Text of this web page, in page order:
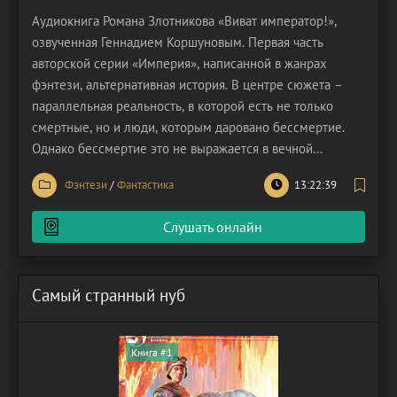
Аудиокнига Романа Злотникова «Виват император!»,
озвученная Геннадием Коршуновым. Первая часть
авторской серии «Империя», написанной в жанрах
фэнтези, альтернативная история. В центре сюжета –
параллельная реальность, в которой есть не только
смертные, но и люди, которым даровано бессмертие.
Однако бессмертие это не выражается в вечной
молодости. Такие люди вырастают, проживают зрелось и
старость, а вместо того, чтобы умереть, обретают новую
внешность и продолжают другую жизнь – в молодом
теле.
Фэнтези /Фантастика 13:22:39
Слушать онлайн
Самый странный нуб
Книга #1